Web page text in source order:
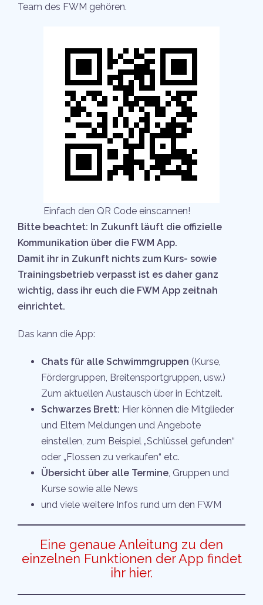
Team des FWM gehören.
Einfach den QR Code einscannen!
Bitte beachtet: In Zukunft läuft die offizielle
Kommunikation über die FWM App.
Damit ihr in Zukunft nichts zum Kurs- sowie
Trainingsbetrieb verpasst ist es daher ganz
wichtig, dass ihr euch die FWM App zeitnah
einrichtet.
Das kann die App:
Chats für alle Schwimmgruppen (Kurse,
Fördergruppen, Breitensportgruppen, usw.)
Zum aktuellen Austausch über in Echtzeit.
Schwarzes Brett: Hier können die Mitglieder
und Eltern Meldungen und Angebote
einstellen, zum Beispiel „Schlüssel gefunden“
oder „Flossen zu verkaufen“ etc.
Übersicht über alle Termine, Gruppen und
Kurse sowie alle News
und viele weitere Infos rund um den FWM
Eine genaue Anleitung zu den
einzelnen Funktionen der App findet
ihr hier.